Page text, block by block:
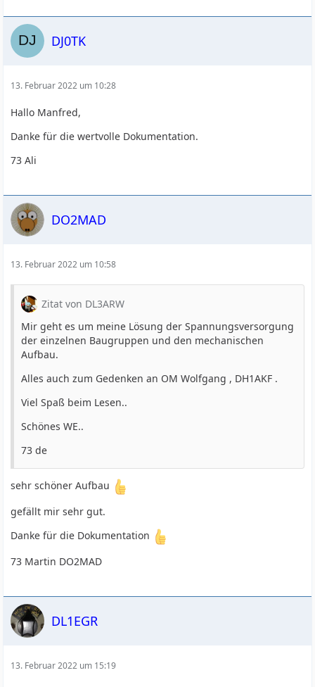
DJ0TK
13. Februar 2022 um 10:28
Hallo Manfred,
Danke für die wertvolle Dokumentation.
73 Ali
DO2MAD
13. Februar 2022 um 10:58
Zitat von DL3ARW
Mir geht es um meine Lösung der Spannungsversorgung
der einzelnen Baugruppen und den mechanischen
Aufbau.
Alles auch zum Gedenken an OM Wolfgang , DH1AKF .
Viel Spaß beim Lesen..
Schönes WE..
73 de
sehr schöner Aufbau
gefällt mir sehr gut.
Danke für die Dokumentation
73 Martin DO2MAD
DL1EGR
13. Februar 2022 um 15:19